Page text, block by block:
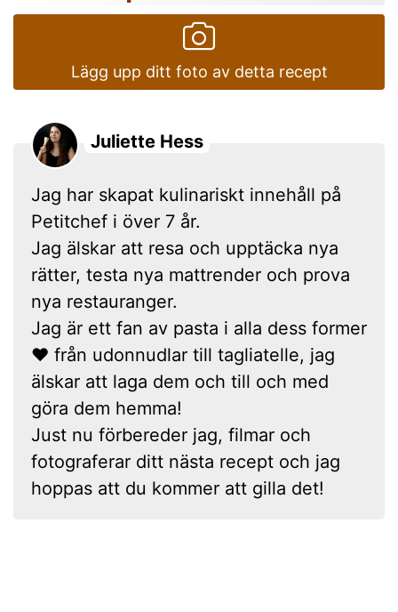
Lägg upp ditt foto av detta recept
Juliette Hess
Jag har skapat kulinariskt innehåll på
Petitchef i över 7 år.
Jag älskar att resa och upptäcka nya
rätter, testa nya mattrender och prova
nya restauranger.
Jag är ett fan av pasta i alla dess former
❤ från udonnudlar till tagliatelle, jag
älskar att laga dem och till och med
göra dem hemma!
Just nu förbereder jag, filmar och
fotograferar ditt nästa recept och jag
hoppas att du kommer att gilla det!